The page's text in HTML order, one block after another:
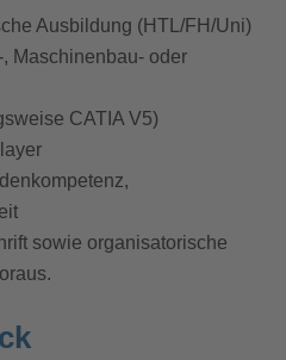
Ausbildung (HTL/FH/Uni)
Maschinenbau- oder
CATIA V5)
sowie organisatorische